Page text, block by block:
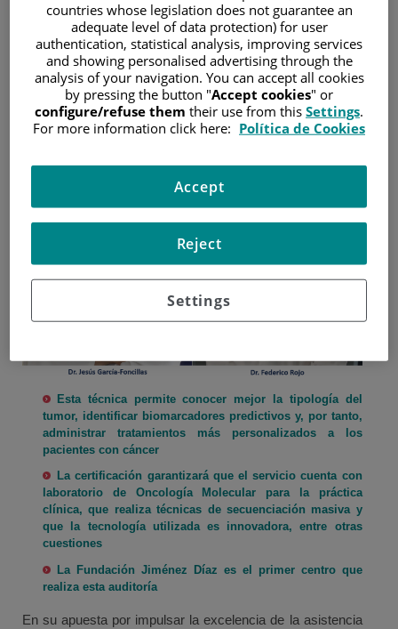
La Fundación ECO y Fundamed lanzan un sello que
certifica y reconoce la excelencia en Oncología Molecular
22 de octubre de 2019
/Hospital Universitario Fundación Jiménez Díaz
Esta técnica permite conocer mejor la tipología del
tumor, identificar biomarcadores predictivos y, por tanto,
administrar tratamientos más personalizados a los
pacientes con cáncer
La certificación garantizará que el servicio cuenta con
laboratorio de Oncología Molecular para la práctica
clínica, que realiza técnicas de secuenciación masiva y
que la tecnología utilizada es innovadora, entre otras
cuestiones
La Fundación Jiménez Díaz es el primer centro que
realiza esta auditoría
En su apuesta por impulsar la excelencia de la asistencia
countries whose legislation does not guarantee an
adequate level of data protection) for user
authentication, statistical analysis, improving services
and showing personalised advertising through the
analysis of your navigation. You can accept all cookies
by pressing the button "Accept cookies" or
configure/refuse them their use from this Settings.
For more information click here: Política de Cookies
Settings
Reject
Accept